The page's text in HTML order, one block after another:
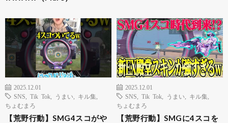
2025.12.01
SNS
Tik Tok うまい キル集
ちょむまろ
【荒野行動】SMG4スコがや
2025.12.01
SNS
Tik Tok うまい キル集
ちょむまろ
【荒野行動】SMGに4スコを